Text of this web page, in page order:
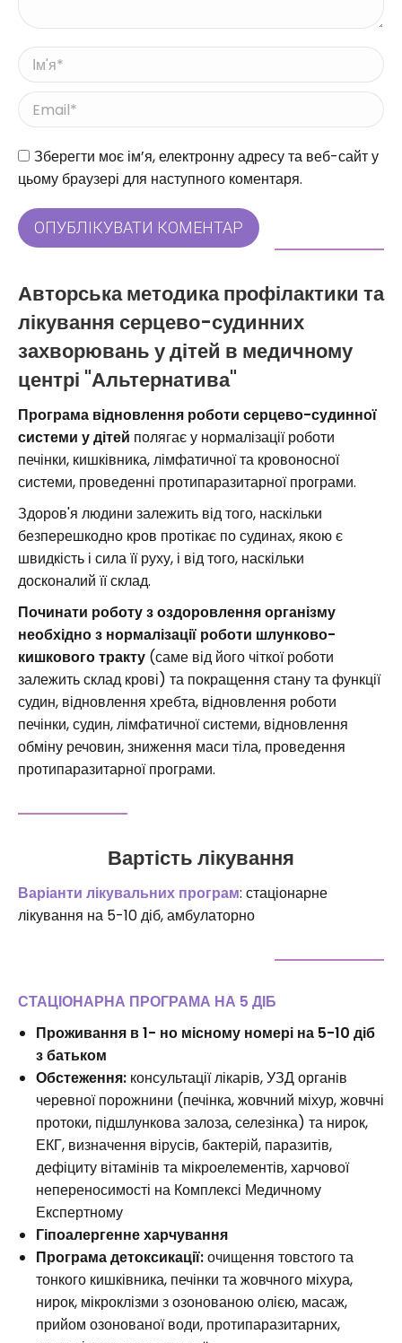
Ім'я *
Email *
Веб-сайт
Зберегти моє ім’я, електронну адресу та веб-сайт у
цьому браузері для наступного коментаря.
ОПУБЛІКУВАТИ КОМЕНТАР
Авторська методика профілактики та
лікування серцево-судинних
захворювань у дітей в медичному
центрі "Альтернатива"
Програма відновлення роботи серцево-судинної
системи у дітей полягає у нормалізації роботи
печінки, кишківника, лімфатичної та кровоносної
системи, проведенні протипаразитарної програми.
Здоров'я людини залежить від того, наскільки
безперешкодно кров протікає по судинах, якою є
швидкість і сила її руху, і від того, наскільки
досконалий її склад.
Починати роботу з оздоровлення організму
необхідно з нормалізації роботи шлунково-
кишкового тракту (саме від його чіткої роботи
залежить склад крові) та покращення стану та функції
судин, відновлення хребта, відновлення роботи
печінки, судин, лімфатичної системи, відновлення
обміну речовин, зниження маси тіла, проведення
протипаразитарної програми.
Вартість лікування
Варіанти лікувальних програм: стаціонарне
лікування на 5-10 діб, амбулаторно
СТАЦІОНАРНА ПРОГРАМА НА 5 ДІБ
Проживання в 1- но місному номері на 5-10 діб
з батьком
Обстеження: консультації лікарів, УЗД органів
черевної порожнини (печінка, жовчний міхур, жовчні
протоки, підшлункова залоза, селезінка) та нирок,
ЕКГ, визначення вірусів, бактерій, паразитів,
дефіциту вітамінів та мікроелементів, харчової
непереносимості на Комплексі Медичному
Експертному
Гіпоалергенне харчування
Програма детоксикації:очищення товстого та
тонкого кишківника, печінки та жовчного міхура,
нирок, мікроклізми з озонованою олією, масаж,
прийом озонованої води, протипаразитарних,